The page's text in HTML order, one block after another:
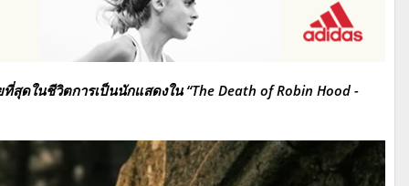
ดในชีวิตการเป็นนักแสดงใน “The Death of Robin Hood -